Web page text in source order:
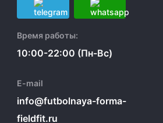
Время работы:
10:00-22:00 (Пн-Вс)
E-mail
info@futbolnaya-forma-
fieldfit.ru